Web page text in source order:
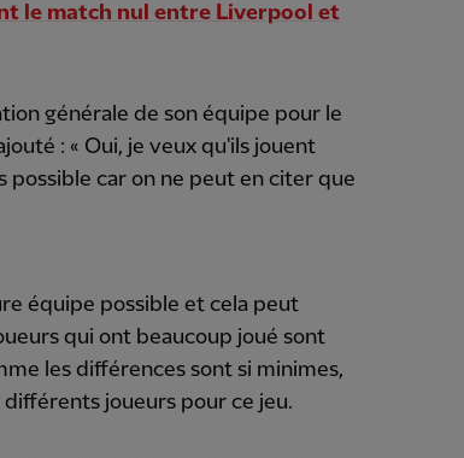
le match nul entre Liverpool et
générale de son équipe pour le
: « Oui, je veux qu'ils jouent
possible car on ne peut en citer que
équipe possible et cela peut
qui ont beaucoup joué sont
les différences sont si minimes,
joueurs pour ce jeu.